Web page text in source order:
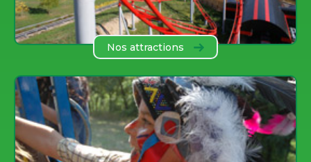
Nos attractions